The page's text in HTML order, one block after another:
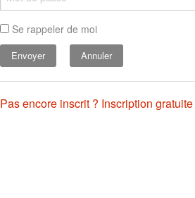
Se rappeler de moi
Annuler
Pas encore inscrit ? Inscription gratuite